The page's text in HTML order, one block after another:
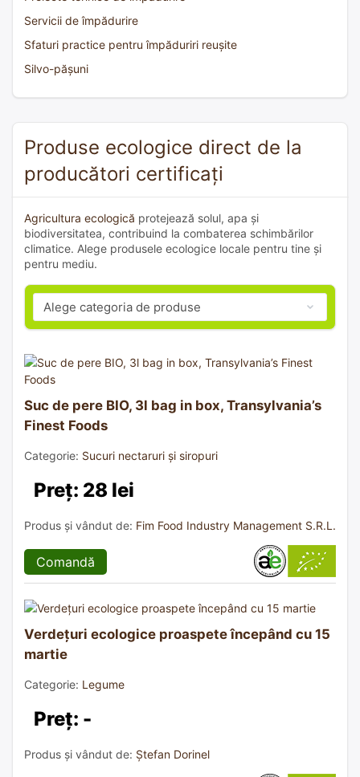
Servicii de împădurire
Sfaturi practice pentru împăduriri reușite
Silvo-pășuni
Produse ecologice direct de la
producători certificați
Agricultura ecologică protejează solul, apa și
biodiversitatea, contribuind la combaterea schimbărilor
climatice. Alege produsele ecologice locale pentru tine și
pentru mediu.
Suc de pere BIO, 3l bag in box, Transylvania’s
Finest Foods
Categorie: Sucuri nectaruri și siropuri
Preț: 28 lei
Produs și vândut de: Fim Food Industry Management S.R.L.
Comandă
Verdețuri ecologice proaspete începând cu 15
martie
Categorie: Legume
Preț: -
Produs și vândut de: Ștefan Dorinel